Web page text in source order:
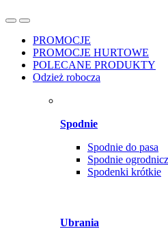
PROMOCJE
PROMOCJE HURTOWE
POLECANE PRODUKTY
Odzież robocza
Spodnie
Spodnie do pasa
Spodnie
Spodenki krótkie
Ubrania